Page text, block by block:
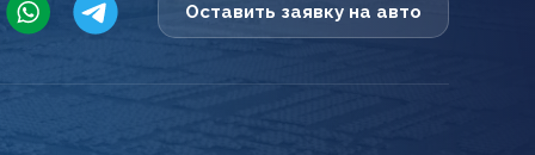
Оставить заявку на авто